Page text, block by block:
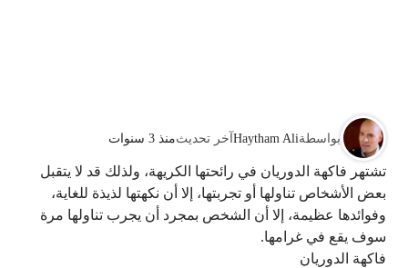
بواسطةHaytham Aliآخر تحديثمنذ 3 سنوات
تشتهر فاكهة الدوريان في رائحتها الكريهة، ولذلك قد لا يتقبل
بعض الأشخاص تناولها أو تجربتها، إلا أن نكهتها لذيذة للغاية،
وفوائدها عظيمة، إلا أن الشخص بمجرد أن يجرب تناولها مرة
سوف يقع في غرامها.
فاكهة الدوريان